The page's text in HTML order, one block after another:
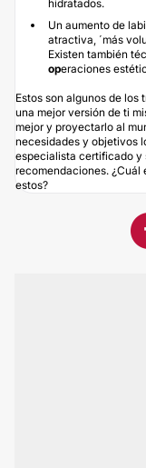
hidratados.
Un aumento de
atractiva, ´más
Existen también
operaciones
Estos son algunos de
una mejor versión de ti
mejor y proyectarlo al
necesidades y objetivos
especialista certificado y
recomendaciones. ¿Cuál
estos?